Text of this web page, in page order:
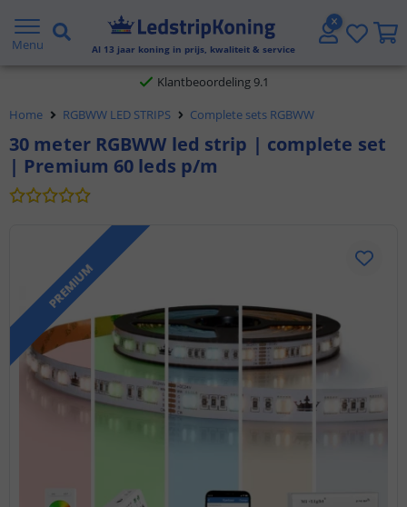
Menu Al 13 jaar koning in prijs, kwaliteit & service
Gratis verzending vanaf € 20,- NL en BE
Klantbeoordeling 9.1
Voor 23:45 uur besteld,morgen in huis
Home RGBWW LED STRIPS Complete sets RGBWW
30 meter RGBWW led strip | complete set
| Premium 60 leds p/m
PREMIUM